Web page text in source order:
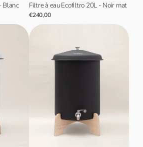
Blanc Filtre à eau Ecofiltro 20L - Noir mat
Prix
normal
€240,00
Support
en
Ecofiltro